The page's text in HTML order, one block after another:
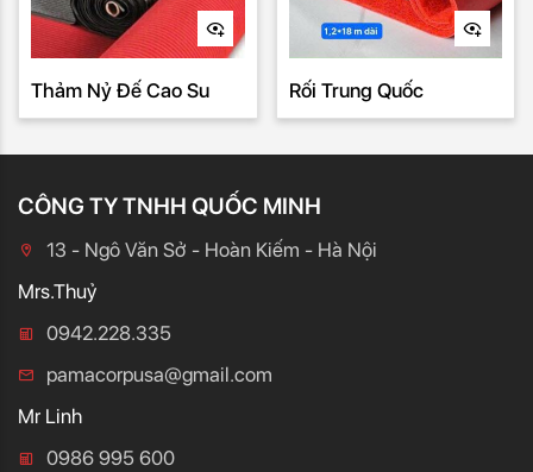
Thảm Nỷ Đế Cao Su Rối Trung Quốc
CÔNG TY TNHH QUỐC MINH
13 - Ngô Văn Sở - Hoàn Kiếm - Hà Nội
Mrs.Thuỷ
0942.228.335
pamacorpusa@gmail.com
Mr Linh
0986 995 600